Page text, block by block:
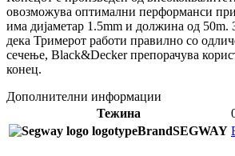
овозможува оптимални перформанси
има дијаметар 1.5mm и должина од 50m.
дека Тримерот работи правилно со
сечење, Black&Decker препорачува
конец.
Дополнителни информации
Тежина
BrandSEGWAY